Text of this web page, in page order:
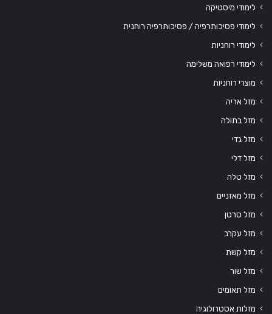
לימודי מיסטיקה
לימודי פסיכותרפיה / פסיכותרפיה רוחנית
לימודי רוחניות
לימודי רפואה משלימה
מוצרי רוחניות
מזל אריה
מזל בתולה
מזל גדי
מזל דלי
מזל טלה
מזל מאזניים
מזל סרטן
מזל עקרב
מזל קשת
מזל שור
מזל תאומים
מזלות אסטרולוגיה